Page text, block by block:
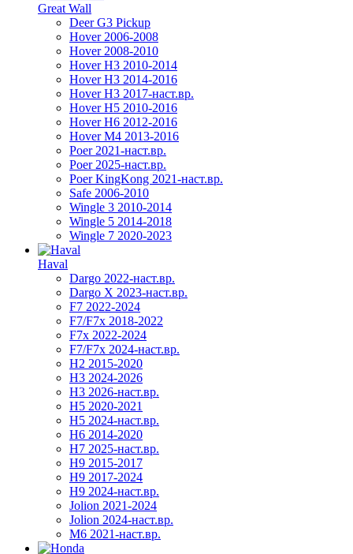
Great Wall
Deer G3 Pickup
Hover 2006-2008
Hover 2008-2010
Hover H3 2010-2014
Hover H3 2014-2016
Hover H3 2017-наст.вр.
Hover H5 2010-2016
Hover H6 2012-2016
Hover M4 2013-2016
Poer 2021-наст.вр.
Poer 2025-наст.вр.
Poer KingKong 2021-наст.вр.
Safe 2006-2010
Wingle 3 2010-2014
Wingle 5 2014-2018
Wingle 7 2020-2023
Haval
Dargo 2022-наст.вр.
Dargo X 2023-наст.вр.
F7 2022-2024
F7/F7x 2018-2022
F7x 2022-2024
F7/F7x 2024-наст.вр.
H2 2015-2020
H3 2024-2026
H3 2026-наст.вр.
H5 2020-2021
H5 2024-наст.вр.
H6 2014-2020
H7 2025-наст.вр.
H9 2015-2017
H9 2017-2024
H9 2024-наст.вр.
Jolion 2021-2024
Jolion 2024-наст.вр.
М6 2021-наст.вр.